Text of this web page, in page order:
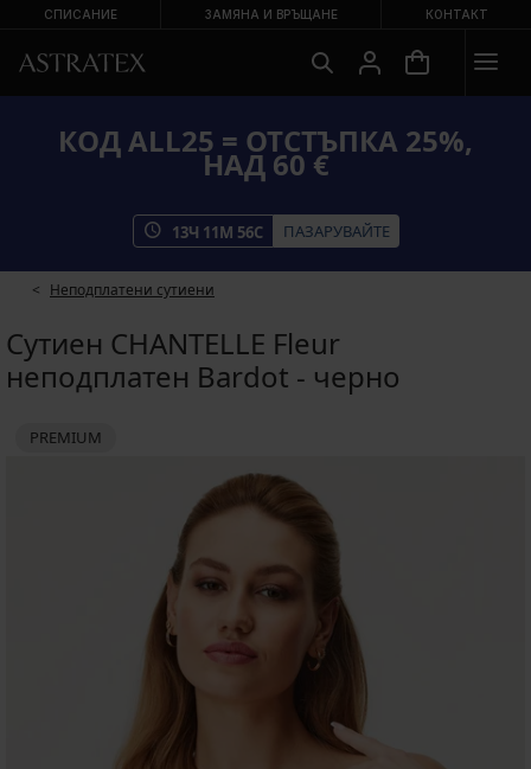
СПИСАНИЕ ЗАМЯНА И ВРЪЩАНЕ КОНТАКТ
КОД ALL25 = ОТСТЪПКА 25%,
НАД 60 €
13Ч 11М 56С ПАЗАРУВАЙТЕ
Неподплатени сутиени
Сутиен CHANTELLE Fleur
неподплатен Bardot - черно
PREMIUM